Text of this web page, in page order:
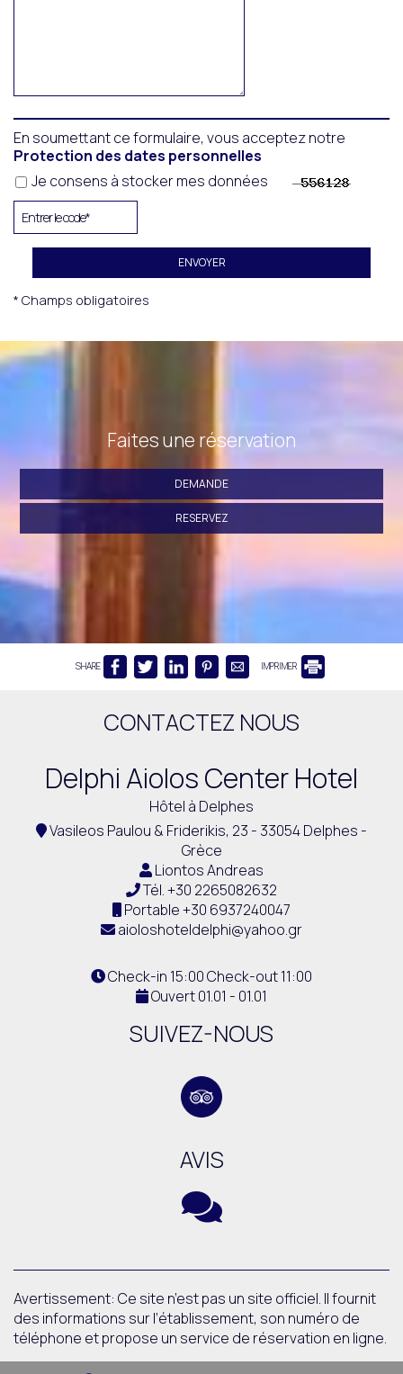
En soumettant ce formulaire, vous acceptez notre
Protection des dates personnelles
Je consens à stocker mes données
ENVOYER
* Champs obligatoires
Faites une réservation
DEMANDE
RESERVEZ
SHARE IMPRIMER
CONTACTEZ NOUS
Delphi Aiolos Center Hotel
Hôtel à Delphes
Vasileos Paulou & Friderikis, 23 - 33054 Delphes -
Grèce
Liontos Andreas
Tél.+30 2265082632
Portable+30 6937240047
aioloshoteldelphi@yahoo.gr
Check-in 15:00 Check-out 11:00
Ouvert 01.01 - 01.01
SUIVEZ-NOUS
AVIS
Avertissement: Ce site n’est pas un site officiel. Il fournit
des informations sur l’établissement, son numéro de
téléphone et propose un service de réservation en ligne.